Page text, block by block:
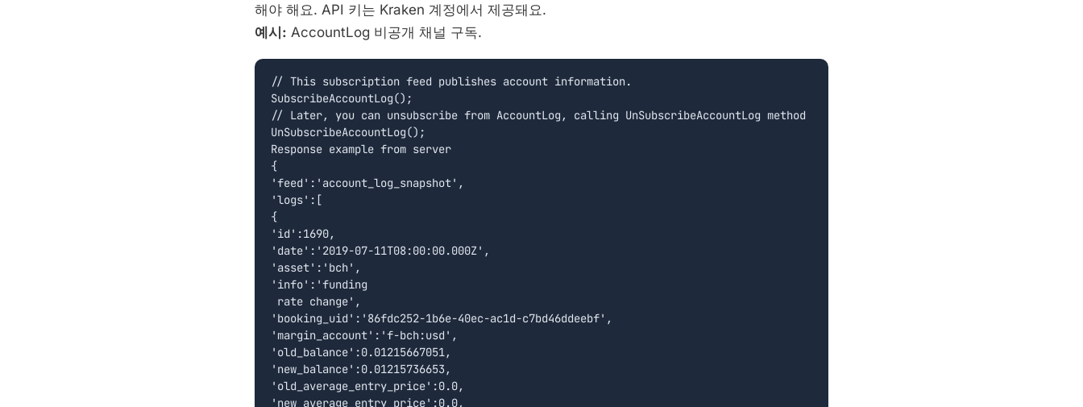
해야 해요. API 키는 Kraken 계정에서 제공돼요.
예시: AccountLog 비공개 채널 구독.
// This subscription feed publishes account information.
SubscribeAccountLog();
// Later, you can unsubscribe from AccountLog, calling UnSubscribeAccountLog method
UnSubscribeAccountLog();
Response example from server
{
'feed':'account_log_snapshot',
'logs':[
{
'id':1690,
'date':'2019-07-11T08:00:00.000Z',
'asset':'bch',
'info':'funding
rate change',
'booking_uid':'86fdc252-1b6e-40ec-ac1d-c7bd46ddeebf',
'margin_account':'f-bch:usd',
'old_balance':0.01215667051,
'new_balance':0.01215736653,
'old_average_entry_price':0.0,
'new_average_entry_price':0.0,